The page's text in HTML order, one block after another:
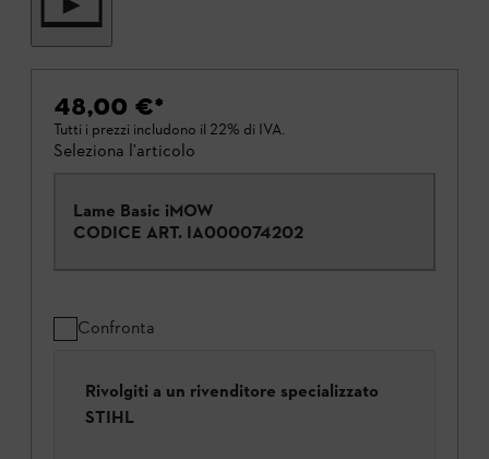
48,00 €*
Tutti i prezzi includono il 22% di IVA.
Seleziona l'articolo
Lame Basic iMOW
CODICE ART. IA000074202
Confronta
Rivolgiti a un rivenditore specializzato
STIHL